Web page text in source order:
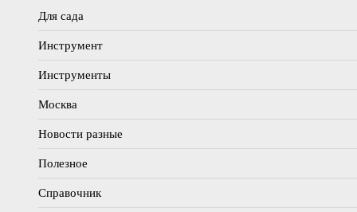
Для сада
Инструмент
Инструменты
Москва
Новости разные
Полезное
Справочник